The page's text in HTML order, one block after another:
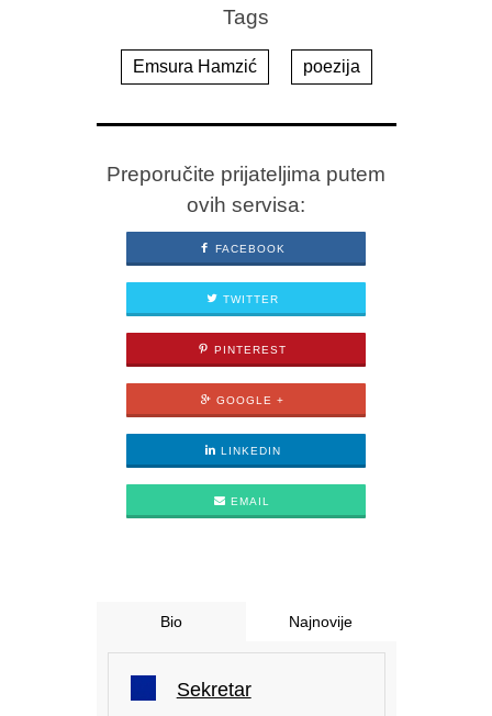
Tags
Emsura Hamzić poezija
Preporučite prijateljima putem
ovih servisa:
FACEBOOK
TWITTER
PINTEREST
GOOGLE +
LINKEDIN
EMAIL
Bio Najnovije
Sekretar